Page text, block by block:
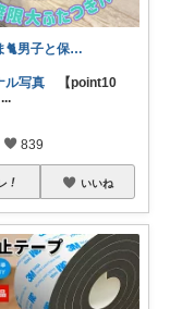
ごま🐈男子と保護猫のママ🐈
ル写真 【point10
...
839
いいね